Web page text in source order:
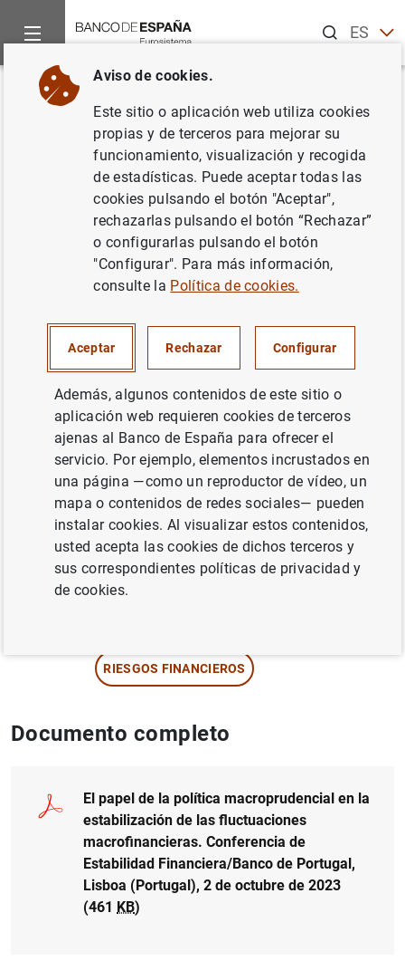
ESEN
Inicio Publicaciones
Volver
El papel de la política
macroprudencial en la
estabilización de las
fluctuaciones macrofinancieras.
Conferencia de Estabilidad
Financiera/Banco de Portugal,
Lisboa (Portugal), 2 de octubre
de 2023
12/02/2024
Serie: Documentos Ocasionales. 2403.
Autor: Pablo Hernández de Cos
POLÍTICA MACROPRUDENCIAL
RIESGOS FINANCIEROS
Documento completo
El papel de la política macroprudencial en la
estabilización de las fluctuaciones
macrofinancieras. Conferencia de
Estabilidad Financiera/Banco de Portugal,
Lisboa (Portugal), 2 de octubre de 2023
(461 KB)
Aviso de cookies.
Este sitio o aplicación web utiliza cookies
propias y de terceros para mejorar su
funcionamiento, visualización y recogida
de estadísticas. Puede aceptar todas las
cookies pulsando el botón "Aceptar",
rechazarlas pulsando el botón “Rechazar”
o configurarlas pulsando el botón
"Configurar". Para más información,
consulte la Política de cookies.
Aceptar Rechazar Configurar
Además, algunos contenidos de este sitio o
aplicación web requieren cookies de terceros
ajenas al Banco de España para ofrecer el
servicio. Por ejemplo, elementos incrustados en
una página —como un reproductor de vídeo, un
mapa o contenidos de redes sociales— pueden
instalar cookies. Al visualizar estos contenidos,
usted acepta las cookies de dichos terceros y
sus correspondientes políticas de privacidad y
de cookies.